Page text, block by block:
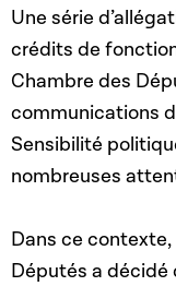
Une série
crédits de
Chambre des
communications
Sensibilité
nombreuses
Dans ce
Députés a décidé